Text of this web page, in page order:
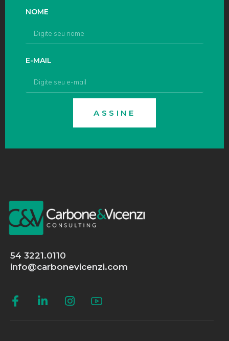
NOME
E-MAIL
ASSINE
54 3221.0110
info@carbonevicenzi.com